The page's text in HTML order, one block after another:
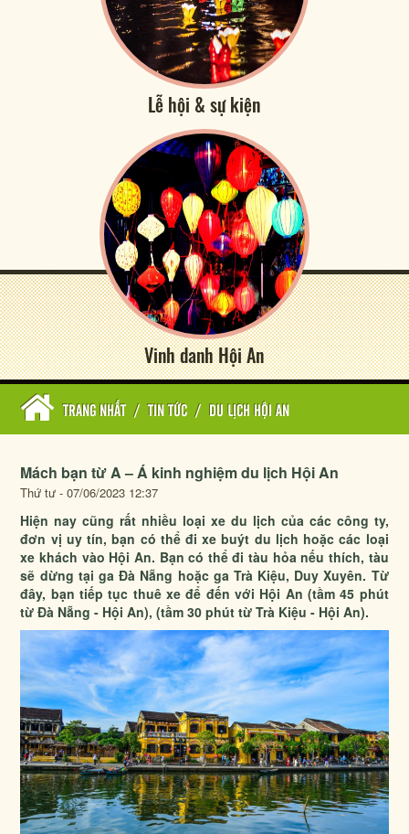
Lễ hội & sự kiện
Vinh danh Hội An
TRANG NHẤT / TIN TỨC / DU LỊCH HỘI AN
Mách bạn từ A – Á kinh nghiệm du lịch Hội An
Thứ tư - 07/06/2023 12:37
Hiện nay cũng rất nhiều loại xe du lịch của các công ty,
đơn vị uy tín, bạn có thể đi xe buýt du lịch hoặc các loại
xe khách vào Hội An. Bạn có thể đi tàu hỏa nếu thích, tàu
sẽ dừng tại ga Đà Nẵng hoặc ga Trà Kiệu, Duy Xuyên. Từ
đây, bạn tiếp tục thuê xe để đến với Hội An (tầm 45 phút
từ Đà Nẵng - Hội An), (tầm 30 phút từ Trà Kiệu - Hội An).